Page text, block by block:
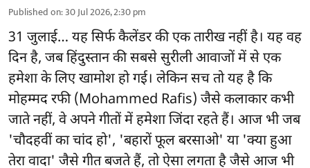
Published on:30 Jul 2026, 2:30 pm
31 जुलाई… यह सिर्फ कैलेंडर की एक तारीख नहीं है। यह वह
दिन है, जब हिंदुस्तान की सबसे सुरीली आवाजों में से एक
हमेशा के लिए खामोश हो गई। लेकिन सच तो यह है कि
मोहम्मद रफी (Mohammed Rafis) जैसे कलाकार कभी
जाते नहीं, वे अपने गीतों में हमेशा जिंदा रहते हैं। आज भी जब
'चौदहवीं का चांद हो', 'बहारों फूल बरसाओ' या 'क्या हुआ
तेरा वादा' जैसे गीत बजते हैं, तो ऐसा लगता है जैसे आज भी